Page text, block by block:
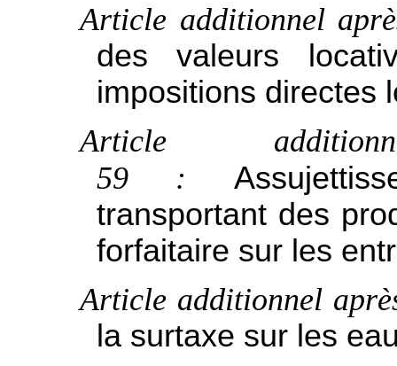
Article additionnel
des valeurs
impositions directes
Article
59 :
transportant des
forfaitaire sur les
Article additionnel
la surtaxe sur les